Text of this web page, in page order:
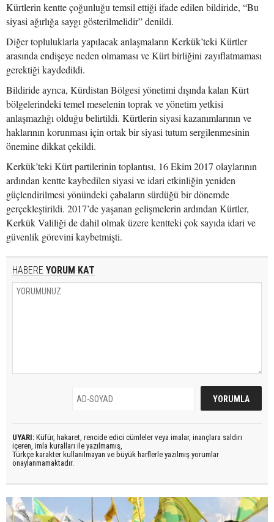
Kürtlerin kentte çoğunluğu temsil ettiği ifade edilen bildiride, “Bu
siyasi ağırlığa saygı gösterilmelidir” denildi.
Diğer topluluklarla yapılacak anlaşmaların Kerkük’teki Kürtler
arasında endişeye neden olmaması ve Kürt birliğini zayıflatmaması
gerektiği kaydedildi.
Bildiride ayrıca, Kürdistan Bölgesi yönetimi dışında kalan Kürt
bölgelerindeki temel meselenin toprak ve yönetim yetkisi
anlaşmazlığı olduğu belirtildi. Kürtlerin siyasi kazanımlarının ve
haklarının korunması için ortak bir siyasi tutum sergilenmesinin
önemine dikkat çekildi.
Kerkük’teki Kürt partilerinin toplantısı, 16 Ekim 2017 olaylarının
ardından kentte kaybedilen siyasi ve idari etkinliğin yeniden
güçlendirilmesi yönündeki çabaların sürdüğü bir dönemde
gerçekleştirildi. 2017’de yaşanan gelişmelerin ardından Kürtler,
Kerkük Valiliği de dahil olmak üzere kentteki çok sayıda idari ve
güvenlik görevini kaybetmişti.
HABERE YORUM KAT
UYARI: Küfür, hakaret, rencide edici cümleler veya imalar, inançlara saldırı
içeren, imla kuralları ile yazılmamış,
Türkçe karakter kullanılmayan ve büyük harflerle yazılmış yorumlar
onaylanmamaktadır.